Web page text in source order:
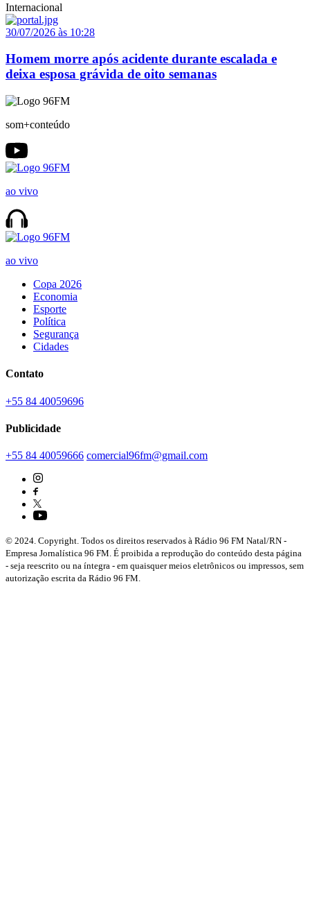
Internacional
30/07/2026 às 10:28
Homem morre após acidente durante escalada e
deixa esposa grávida de oito semanas
som+conteúdo
ao vivo
ao vivo
Copa 2026
Economia
Esporte
Política
Segurança
Cidades
Contato
+55 84 40059696
Publicidade
+55 84 40059666 comercial96fm@gmail.com
© 2024. Copyright. Todos os direitos reservados à Rádio 96 FM Natal/RN -
Empresa Jornalística 96 FM. É proibida a reprodução do conteúdo desta página
- seja reescrito ou na íntegra - em quaisquer meios eletrônicos ou impressos, sem
autorização escrita da Rádio 96 FM.